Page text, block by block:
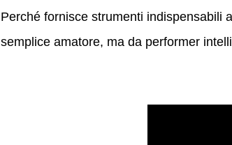
Perché fornisce strumenti indispensabili
semplice amatore, ma da performer